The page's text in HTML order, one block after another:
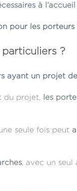
à
pour les porteurs
?
ayant un projet
du projet, les
seule fois peut
, avec un